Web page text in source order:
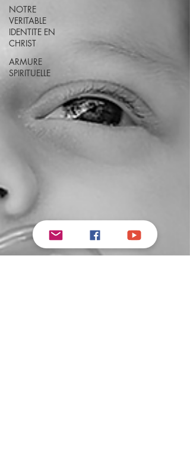
NOTRE
VERITABLE
IDENTITE EN
CHRIST
ARMURE
SPIRITUELLE